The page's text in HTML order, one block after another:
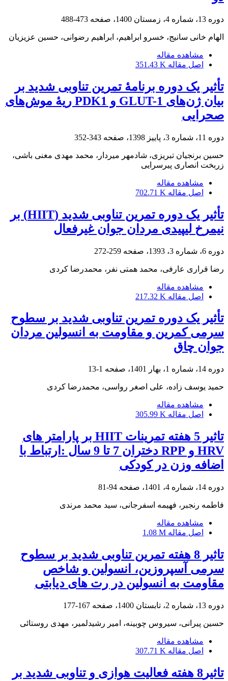
دوره 13، شماره 4، زمستان 1400، صفحه 473-488
الهام خانی سانیج، خسرو ابراهیم، ابراهیم رضوانی، حسین عزیزیان
مشاهده مقاله
اصل مقاله 351.43 K
تأثیر یک دوره برنامۀ تمرین تناوبی شدید بر
بیان ژن‌های GLUT-1 و PDK1 ریۀ موش‌های
صحرایی
دوره 11، شماره 3، پاییز 1398، صفحه 343-352
حسین برنجیان تبریزی، شادمهر میردار، محمد مهدی مغنی باشی،
زربخت انصاری پیرسرایی
مشاهده مقاله
اصل مقاله 702.71 K
تأثیر یک دوره تمرین تناوبی شدید (HIIT) بر
نیمرخ لیپیدی مردان جوان غیرفعال
دوره 6، شماره 3، 1393، صفحه 259-272
رضا قراری عارفی، محمد همتی نفر، محمدرضا کردی
مشاهده مقاله
اصل مقاله 217.32 K
تأثیر یک دوره تمرین تناوبی شدید بر سطوح
سرمی کمرین و مقاومت به انسولین مردان
جوان چاق
دوره 14، شماره 1، بهار 1401، صفحه 1-13
حمید یوسف زاده، علی اصغر رواسی، محمدرضا کردی
مشاهده مقاله
اصل مقاله 305.99 K
تاثیر 5 هفته تمرینات HIIT بر پارامتر های
HRV و RPP دختران 7 تا 9 سال :ارتباط با
اضافه وزن در کودکی
دوره 14، شماره 4، 1401، صفحه 94-81
فاطمه رنجبر، فهیمه اسفرجانی، سید محمد مرندی
مشاهده مقاله
اصل مقاله 1.08 M
تاثیر 8 هفته تمرین تناوبی شدید بر سطوح
سرمی آسپروزین، انسولین و شاخص
مقاومت به انسولین در رت های دیابتی
دوره 13، شماره 2، تابستان 1400، صفحه 167-177
حسین پیرانی، سیروس چوبینه، امیر رشیدلمیر، مهدی روستائی
مشاهده مقاله
اصل مقاله 307.71 K
تاثیر8 هفته فعالیت هوازی و تناوبی شدید بر